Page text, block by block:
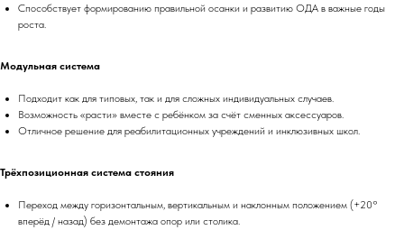
Способствует формированию правильной осанки и развитию ОДА в важные годы
роста.
Модульная система
Подходит как для типовых, так и для сложных индивидуальных случаев.
Возможность «расти» вместе с ребёнком за счёт сменных аксессуаров.
Отличное решение для реабилитационных учреждений и инклюзивных школ.
Трёхпозиционная система стояния
Переход между горизонтальным, вертикальным и наклонным положением (+20°
вперёд / назад) без демонтажа опор или столика.